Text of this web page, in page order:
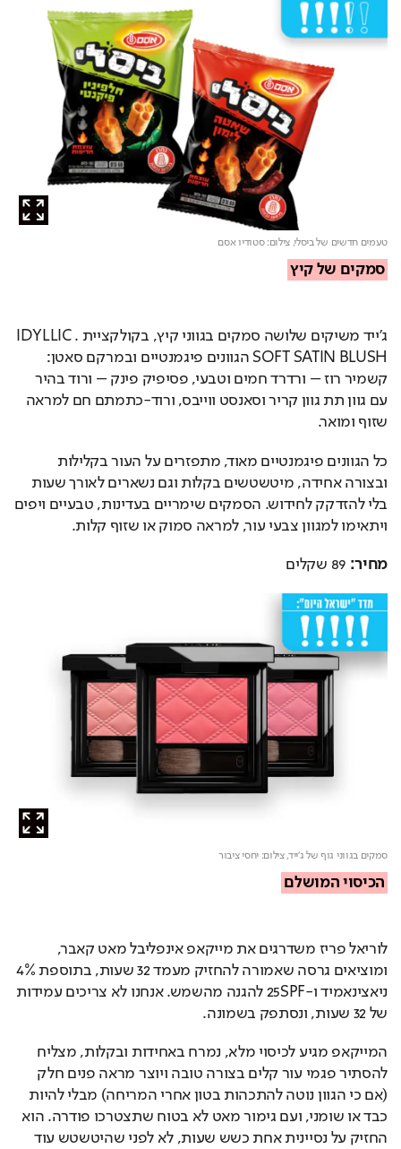
טעמים חדשים של ביסלי,צילום: סטודיו אסם
סמקים של קיץ
ג'ייד משיקים שלושה סמקים בגווני קיץ, בקולקציית .IDYLLIC
SOFT SATIN BLUSH הגוונים פיגמנטיים ובמרקם סאטן:
קשמיר רוז – ורדרד חמים וטבעי, פסיפיק פינק – ורוד בהיר
עם גוון תת גוון קריר וסאנסט ווייבס, ורוד-כתמתם חם למראה
שזוף ומואר.
כל הגוונים פיגמנטיים מאוד, מתפזרים על העור בקלילות
ובצורה אחידה, מיטשטשים בקלות וגם נשארים לאורך שעות
בלי להזדקק לחידוש. הסמקים שימריים בעדינות, טבעיים ויפים
ויתאימו למגוון צבעי עור, למראה סמוק או שזוף קלות.
מחיר: 89 שקלים
סמקים בגווני גוף של ג'ייד,צילום: יחסי ציבור
הכיסוי המושלם
לוריאל פריז משדרגים את מייקאפ אינפליבל מאט קאבר,
ומוציאים גרסה שאמורה להחזיק מעמד 32 שעות, בתוספת 4%
ניאצינאמיד ו-25SPF להגנה מהשמש. אנחנו לא צריכים עמידות
של 32 שעות, ונסתפק בשמונה.
המייקאפ מגיע לכיסוי מלא, נמרח באחידות ובקלות, מצליח
להסתיר פגמי עור קלים בצורה טובה ויוצר מראה פנים חלק
(אם כי הגוון נוטה להתכהות בטון אחרי המריחה) מבלי להיות
כבד או שומני, ועם גימור מאט לא בטוח שתצטרכו פודרה. הוא
החזיק על נסיינית אחת כשש שעות, לא לפני שהיטשטש עוד